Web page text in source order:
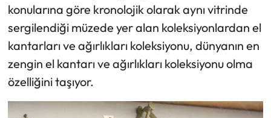
konularına göre kronolojik olarak aynı vitrinde
sergilendiği müzede yer alan koleksiyonlardan el
kantarları ve ağırlıkları koleksiyonu, dünyanın en
zengin el kantarı ve ağırlıkları koleksiyonu olma
özelliğini taşıyor.